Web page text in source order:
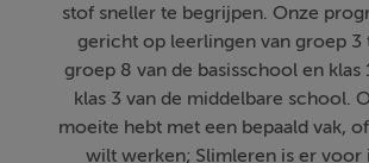
stof sneller te begrijpen. Onze
gericht op leerlingen van groep 3
groep 8 van de basisschool en klas
klas 3 van de middelbare school.
moeite hebt met een bepaald vak,
wilt werken; Slimleren is er voor